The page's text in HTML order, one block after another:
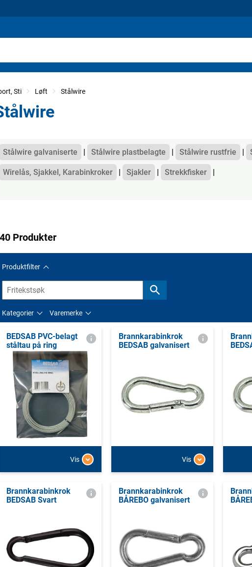
Sti Løft Stålwire
Stålwire galvaniserte Stålwire plastbelagte Stålwire rustfrie
Wirelås, Sjakkel, Karabinkroker Sjakler Strekkfisker
Produkter
Produktfilter
Kategorier Varemerke
BEDSAB PVC-belagt
ståltau på ring
Vis
Brannkarabinkrok
BEDSAB galvanisert
Vis
Brannkarabinkrok
BEDSAB Svart
Brannkarabinkrok
BÅREBO galvanisert